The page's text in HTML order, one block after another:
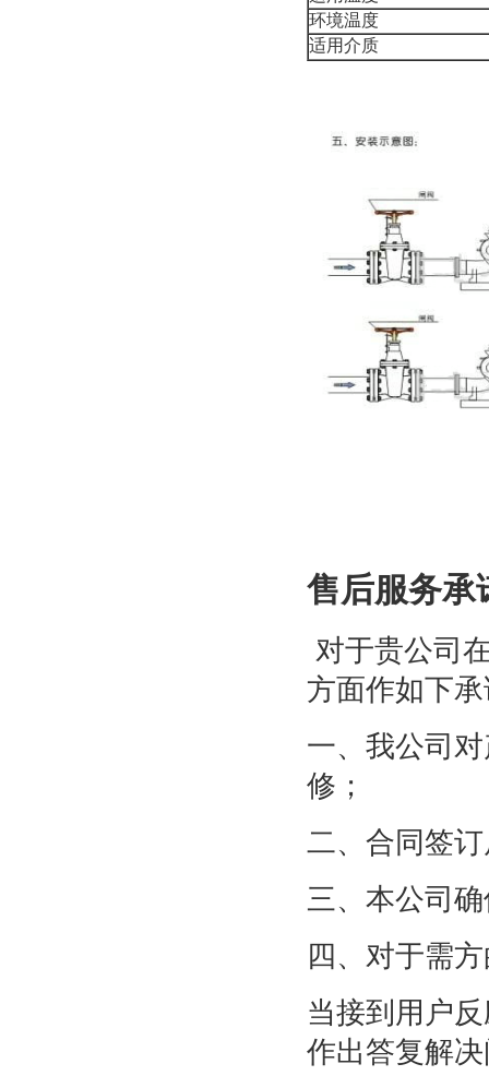
环境温度
适用介质
售后服务承
对于贵公司
方面作如下
一、我公司
修；
二、合同签
三、本公司
四、对于需
当接到用户
作出答复解